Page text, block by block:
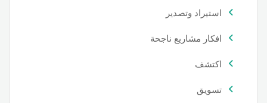
استيراد وتصدير
افكار مشاريع ناجحة
اكتشف
تسويق